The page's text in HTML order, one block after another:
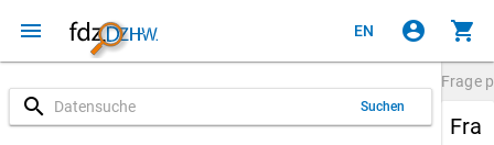
menu EN account_circle shopping_cart
search Suchen
Frage
Fra